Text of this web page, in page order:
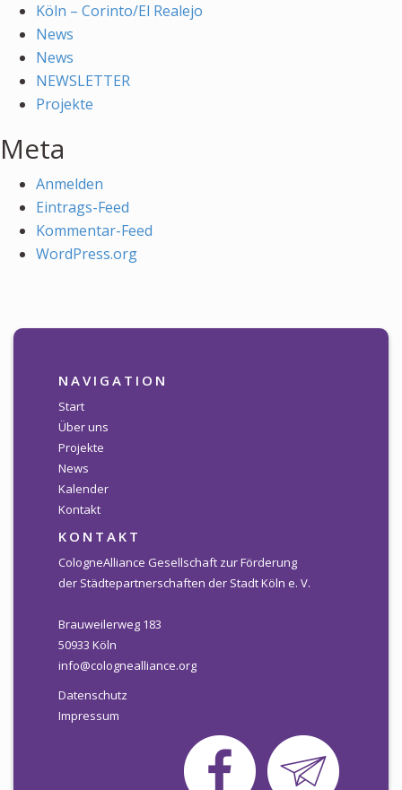
Köln – Corinto/El Realejo
News
News
NEWSLETTER
Projekte
Meta
Anmelden
Eintrags-Feed
Kommentar-Feed
WordPress.org
NAVIGATION
Start
Über uns
Projekte
News
Kalender
Kontakt
KONTAKT
CologneAlliance Gesellschaft zur Förderung
der Städtepartnerschaften der Stadt Köln e. V.
Brauweilerweg 183
50933 Köln
info@colognealliance.org
Datenschutz
Impressum